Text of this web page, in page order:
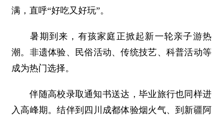
满，直呼“好吃又好玩”。
暑期到来，有孩家庭正掀起新一轮亲子游热
潮。非遗体验、民俗活动、传统技艺、科普活动等
成为热门选择。
伴随高校录取通知书送达，毕业旅行也同样进
入高峰期。结伴到四川成都体验烟火气、到新疆阿